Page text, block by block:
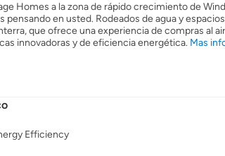
Homes a la zona de rápido crecimiento de
pensando en usted. Rodeados de agua y
que ofrece una experiencia de compras al
innovadoras y de eficiencia energética. Mas
Efficiency